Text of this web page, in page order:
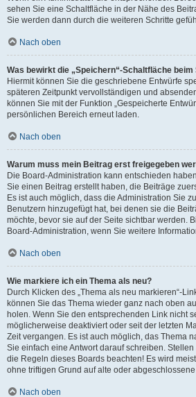
sehen Sie eine Schaltfläche in der Nähe des
Sie werden dann durch die weiteren Schritte
Nach oben
Was bewirkt die „Speichern“-Schaltfläche
Hiermit können Sie die geschriebene Entwürfe
späteren Zeitpunkt vervollständigen und
können Sie mit der Funktion „Gespeicherte
persönlichen Bereich erneut laden.
Nach oben
Warum muss mein Beitrag erst freigegeben
Die Board-Administration kann entschieden
Sie einen Beitrag erstellt haben, die Beiträge
Es ist auch möglich, dass die Administration Sie
Benutzern hinzugefügt hat, bei denen sie die
möchte, bevor sie auf der Seite sichtbar werden.
Board-Administration, wenn Sie weitere
Nach oben
Wie markiere ich ein Thema als neu?
Durch Klicken des „Thema als neu markieren“-
können Sie das Thema wieder ganz nach oben
holen. Wenn Sie den entsprechenden Link nicht
möglicherweise deaktiviert oder seit der letzten
Zeit vergangen. Es ist auch möglich, das Thema
Sie einfach eine Antwort darauf schreiben.
die Regeln dieses Boards beachten! Es wird
ohne triftigen Grund auf alte oder
Nach oben